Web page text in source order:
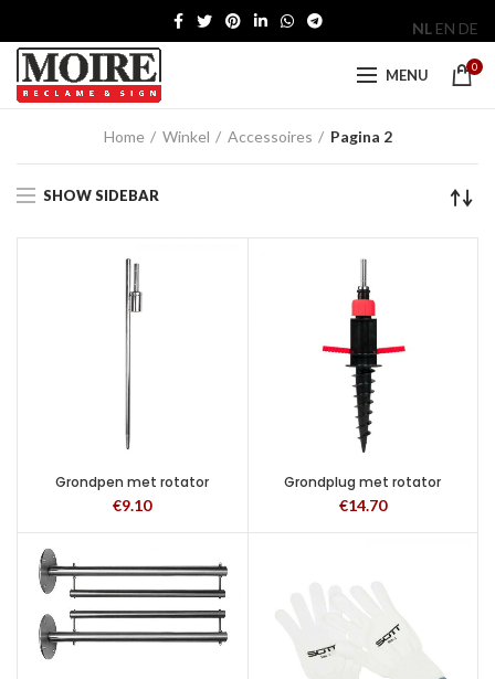
MENU 0
Home Winkel Accessoires Pagina 2
SHOW SIDEBAR
Grondpen met rotator
€9.10
Grondplug met rotator
€14.70
NL EN DE